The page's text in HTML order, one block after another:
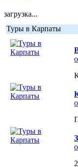
загрузка...
Туры в Карпаты